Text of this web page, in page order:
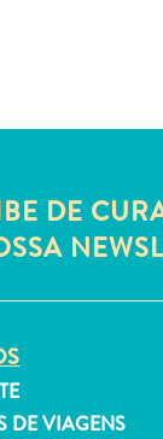
DE
DE VIAGENS